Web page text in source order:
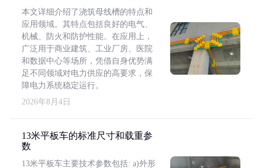
本文详细介绍了浇筑母线槽的特点和
应用领域。其特点包括良好的电气、
机械、防火和防护性能。在应用上，
广泛用于商业建筑、工业厂房、医院
和数据中心等场所，凭借自身优势满
足不同领域对电力供应的高要求，保
障电力系统稳定运行。
2026年8月4日
13米平板车的标准尺寸和载重参
数
13米平板车主要技术参数包括: a)外形